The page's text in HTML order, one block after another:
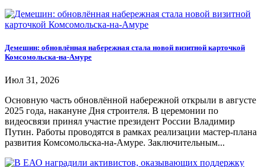
Демешин: обновлённая набережная стала новой визитной карточкой
Комсомольска-на-Амуре
Июл 31, 2026
Основную часть обновлённой набережной открыли в августе
2025 года, накануне Дня строителя. В церемонии по
видеосвязи принял участие президент России Владимир
Путин. Работы проводятся в рамках реализации мастер-плана
развития Комсомольска-на-Амуре. Заключительным...